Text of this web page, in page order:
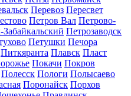
Перевоз Пересвет
Петров Вал Петрово-
Петрозаводск
Петушки Печора
Питкяранта Плавск Пласт
Покачи Покров
Полесск Пологи Полысаево
Поронайск Порхов